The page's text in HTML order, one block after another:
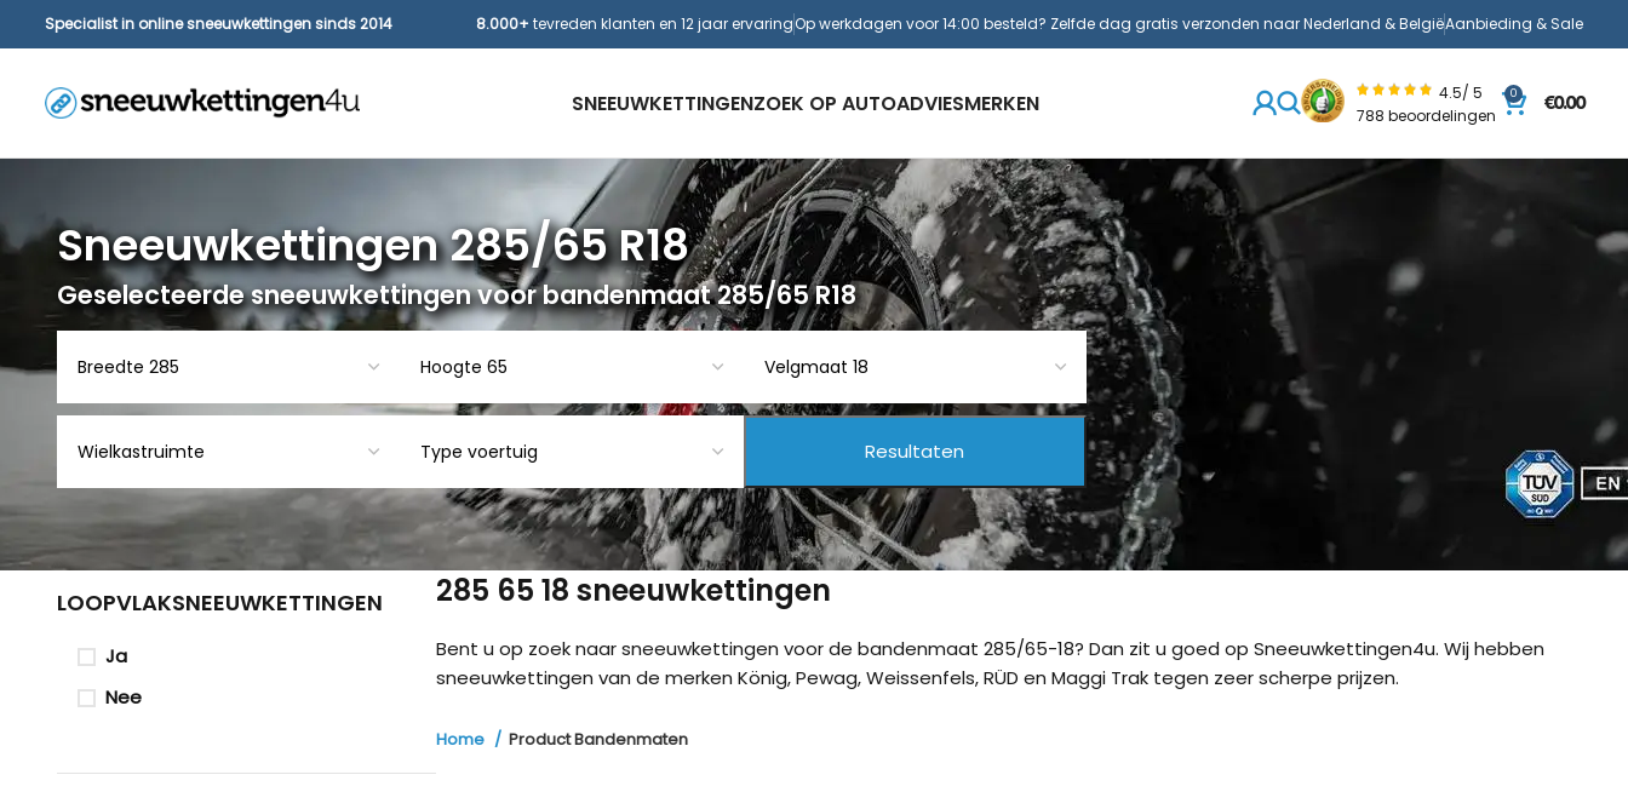
Specialist in online sneeuwkettingen sinds 2014 8.000+ tevreden klanten en 12 jaar ervaringOp werkdagen voor 14:00 besteld? Zelfde dag gratis verzonden naar Nederland & BelgiëAanbieding & Sale
SNEEUWKETTINGENZOEK OP AUTOADVIESMERKEN
4.5/ 5
788 beoordelingen
0
€0.00
Sneeuwkettingen 285/65 R18
Geselecteerde sneeuwkettingen voor bandenmaat 285/65 R18
285 65 18 sneeuwkettingen
Bent u op zoek naar sneeuwkettingen voor de bandenmaat 285/65-18? Dan zit u goed op Sneeuwkettingen4u. Wij hebben
sneeuwkettingen van de merken König, Pewag, Weissenfels, RÜD en Maggi Trak tegen zeer scherpe prijzen.
Home Product Bandenmaten
LOOPVLAKSNEEUWKETTINGEN
Ja
Nee